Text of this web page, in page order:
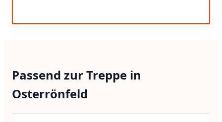
Passend zur Treppe in
Osterrönfeld